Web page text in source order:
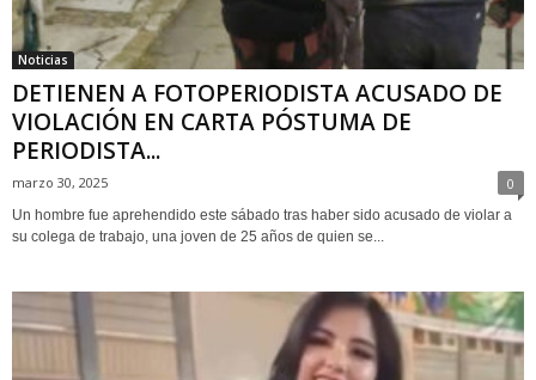
Noticias
DETIENEN A FOTOPERIODISTA ACUSADO DE
VIOLACIÓN EN CARTA PÓSTUMA DE
PERIODISTA...
marzo 30, 2025 0
Un hombre fue aprehendido este sábado tras haber sido acusado de violar a
su colega de trabajo, una joven de 25 años de quien se...